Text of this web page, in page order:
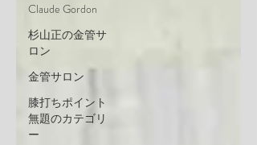
Claude Gordon
杉山正の金管サ
ロン
金管サロン
膝打ちポイント
無題のカテゴリ
ー